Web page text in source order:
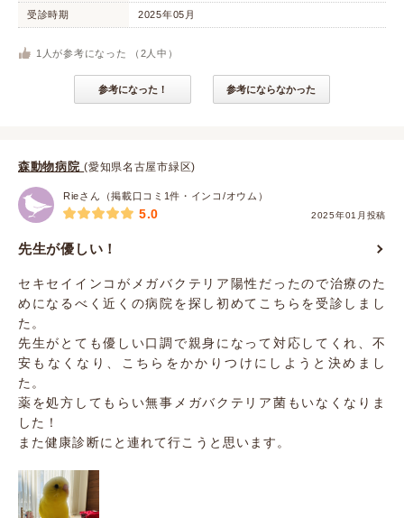
受診時期 2025年05月
1 人が参考になった （ 2 人中）
参考になった！ 参考にならなかった
森動物病院(愛知県名古屋市緑区)
Rieさん（掲載口コミ1件・インコ/オウム）
2025年01月投稿
5.0
先生が優しい！
セキセイインコがメガバクテリア陽性だったので治療のた
めになるべく近くの病院を探し初めてこちらを受診しまし
た。
先生がとても優しい口調で親身になって対応してくれ、不
安もなくなり、こちらをかかりつけにしようと決めまし
た。
薬を処方してもらい無事メガバクテリア菌もいなくなりま
した！
また健康診断にと連れて行こうと思います。